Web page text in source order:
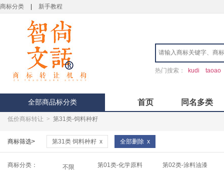
商标分类 新手教程
热门搜索： kudi taoao
全部商品标分类 首页 同名多类
低价商标转让 > 第31类-饲料种籽
商标筛选> 第31类 饲料种籽 x 全部删除 x
商标分类： 不限 第01类-化学原料 第02类-涂料油漆